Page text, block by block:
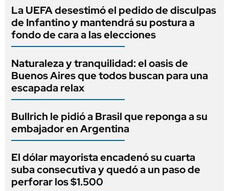
La UEFA desestimó el pedido de disculpas
de Infantino y mantendrá su postura a
fondo de cara a las elecciones
Naturaleza y tranquilidad: el oasis de
Buenos Aires que todos buscan para una
escapada relax
Bullrich le pidió a Brasil que reponga a su
embajador en Argentina
El dólar mayorista encadenó su cuarta
suba consecutiva y quedó a un paso de
perforar los $1.500